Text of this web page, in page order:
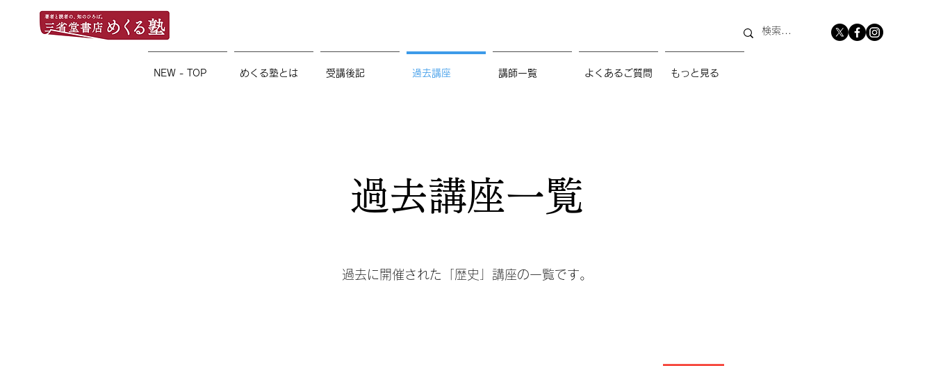
NEW - TOP めくる塾とは 受講後記 過去講座 講師一覧 よくあるご質問 もっと見る
過去講座一覧
過去に開催された「歴史」講座の一覧です。